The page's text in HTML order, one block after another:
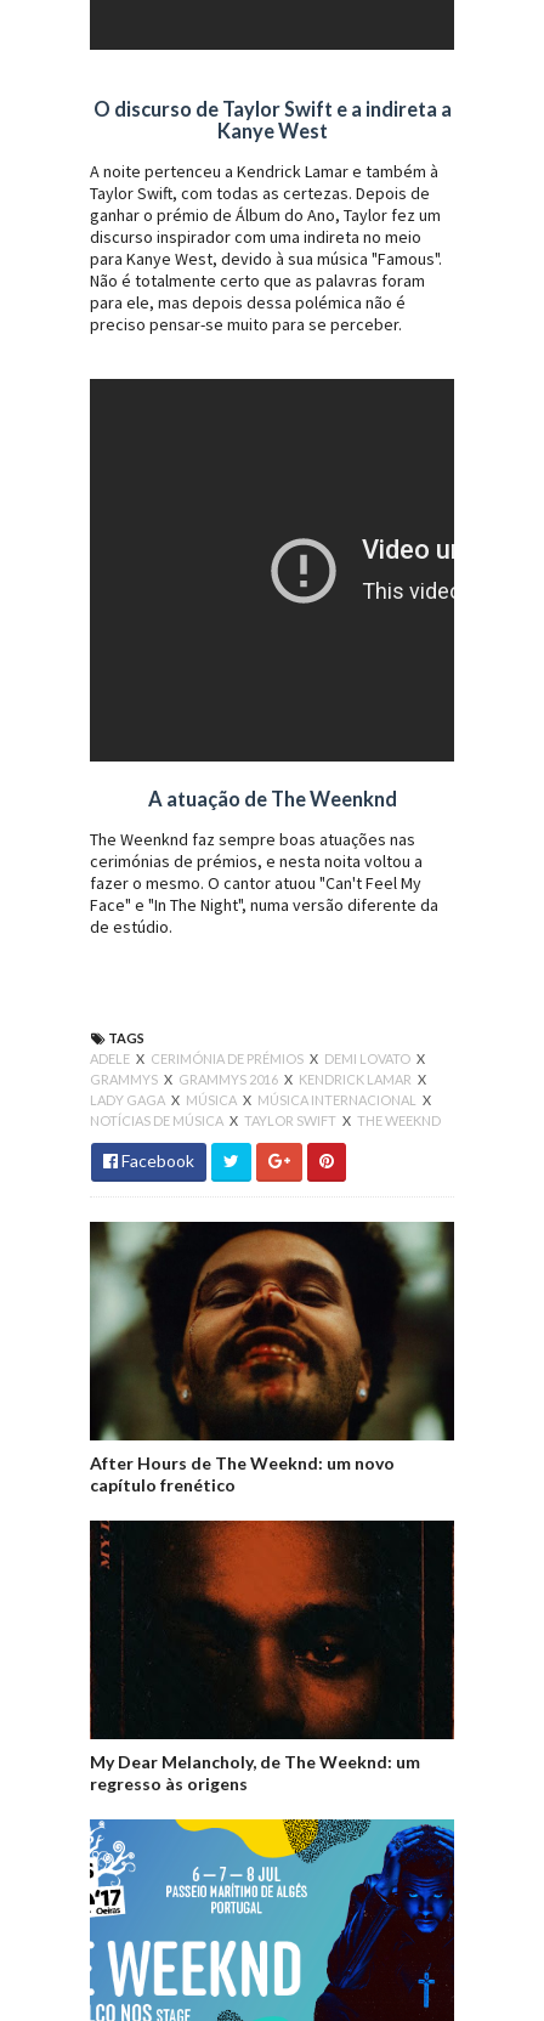
O discurso de Taylor Swift e a indireta a
Kanye West
A noite pertenceu a Kendrick Lamar e também à
Taylor Swift, com todas as certezas. Depois de
ganhar o prémio de Álbum do Ano, Taylor fez um
discurso inspirador com uma indireta no meio
para Kanye West, devido à sua música "Famous".
Não é totalmente certo que as palavras foram
para ele, mas depois dessa polémica não é
preciso pensar-se muito para se perceber.
A atuação de The Weenknd
The Weenknd faz sempre boas atuações nas
cerimónias de prémios, e nesta noita voltou a
fazer o mesmo. O cantor atuou "Can't Feel My
Face" e "In The Night", numa versão diferente da
de estúdio.
TAGS
ADELE X CERIMÓNIA DE PRÉMIOS X DEMI LOVATO X
GRAMMYS X GRAMMYS 2016 X KENDRICK LAMAR X
LADY GAGA X MÚSICA X MÚSICA INTERNACIONAL
X
NOTÍCIAS DE MÚSICA X TAYLOR SWIFT X THE WEEKND
Facebook
After Hours de The Weeknd: um novo
capítulo frenético
My Dear Melancholy, de The Weeknd: um
regresso às origens